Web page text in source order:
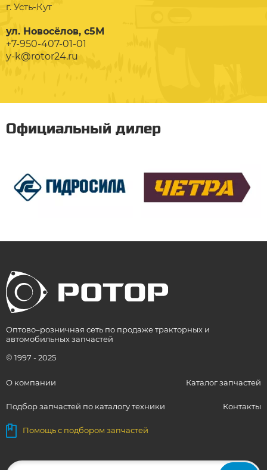
г. Усть-Кут
ул. Новосёлов, с5М
+7-950-407-01-01
y-k@rotor24.ru
Официальный дилер
Оптово–розничная сеть по продаже тракторных и
автомобильных запчастей
© 1997 - 2025
О компании Каталог запчастей
Подбор запчастей по каталогу техники Контакты
Помощь с подбором запчастей